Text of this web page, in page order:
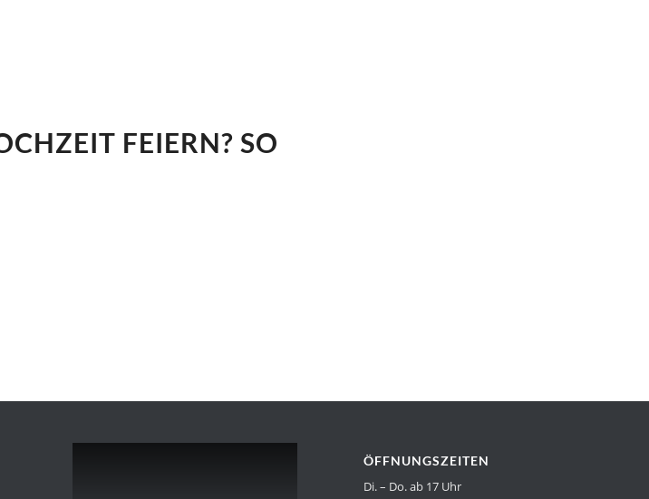
FEIERN? SO
ÖFFNUNGSZEITEN
Di. – Do. ab 17 Uhr